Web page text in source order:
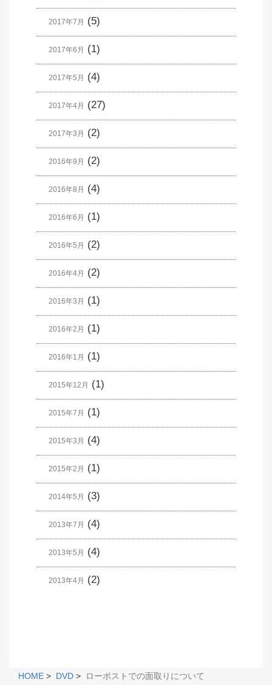
2017年7月 (5)
2017年6月 (1)
2017年5月 (4)
2017年4月 (27)
2017年3月 (2)
2016年9月 (2)
2016年8月 (4)
2016年6月 (1)
2016年5月 (2)
2016年4月 (2)
2016年3月 (1)
2016年2月 (1)
2016年1月 (1)
2015年12月 (1)
2015年7月 (1)
2015年3月 (4)
2015年2月 (1)
2014年5月 (3)
2013年7月 (4)
2013年5月 (4)
2013年4月 (2)
HOME > DVD > ローポストでの面取りについて